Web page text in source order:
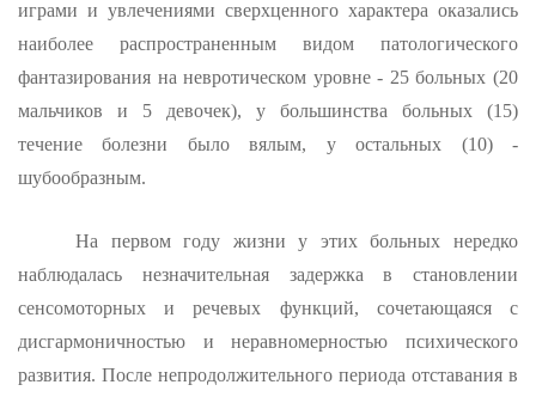
играми и увлечениями сверхценного характера оказались
наиболее распространенным ви­дом патологического
фантазирования на невротическом уровне - 25 больных (20
мальчиков и 5 девочек), у большинства больных (15)
течение болезни было вялым, у остальных (10) -
шубообразным.
На первом году жизни у этих больных нередко
наблюдалась не­значительная задержка в становлении
сенсомоторных и речевых функций, сочетающаяся с
дисгармоничностью и неравномерностью психического
развития. После непродолжительного периода отстава­ния в